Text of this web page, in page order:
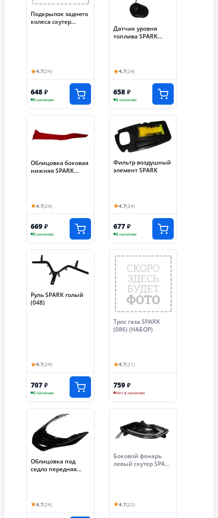
Подкрылок заднего
колеса скутер
★4.7(24)
648 ₽
В наличии
Датчик уровня
топлива SPARK
★4.7(24)
658 ₽
В наличии
Облицовка боковая
нижняя SPARK
★4.7(24)
669 ₽
В наличии
Фильтр воздушный
элемент SPARK
★4.7(24)
677 ₽
В наличии
Руль SPARK голый
(048)
★4.7(24)
707 ₽
В наличии
Трос газа SPARK
(086) (НАБОР)
★4.7(21)
759 ₽
Нет в наличии
Облицовка под
седло передняя
★4.7(24)
Боковой фонарь
левый скутер SPARK
★4.7(22)